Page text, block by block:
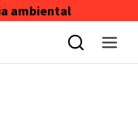
ambiental